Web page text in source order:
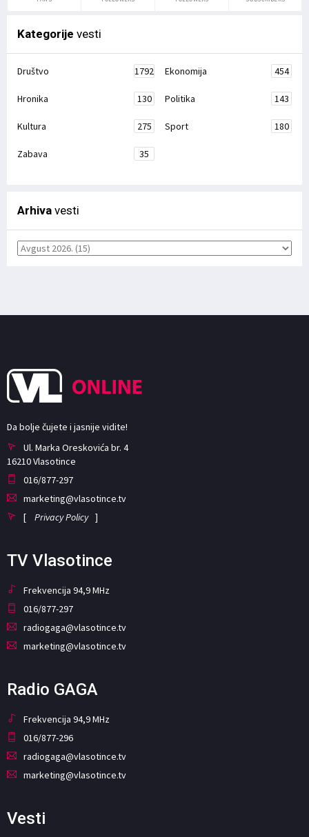
Kategorije vesti
Društvo 1792 Ekonomija 454
Hronika 130 Politika 143
Kultura 275 Sport 180
Zabava 35
Arhiva vesti
Da bolje čujete i jasnije vidite!
Ul. Marka Oreskovića br. 4
16210 Vlasotince
016/877-297
marketing@vlasotince.tv
[ Privacy Policy ]
TV Vlasotince
Frekvencija 94,9 MHz
016/877-297
radiogaga@vlasotince.tv
marketing@vlasotince.tv
Radio GAGA
Frekvencija 94,9 MHz
016/877-296
radiogaga@vlasotince.tv
marketing@vlasotince.tv
Vesti